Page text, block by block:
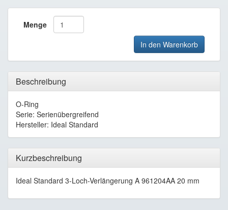
Menge
In den Warenkorb
Beschreibung
O-Ring
Serie: Serienübergreifend
Hersteller: Ideal Standard
Kurzbeschreibung
Ideal Standard 3-Loch-Verlängerung A 961204AA 20 mm